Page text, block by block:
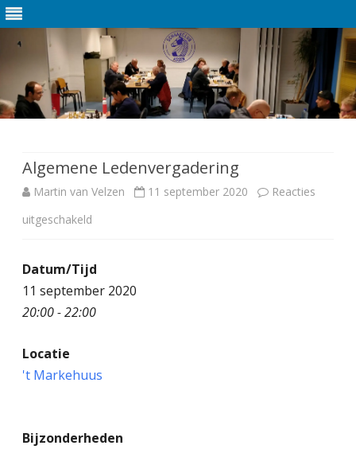
de
inhoud
Algemene Ledenvergadering
Martin van Velzen 11 september 2020
Reacties
uitgeschakeld
o
m
Datum/Tijd
11 september 2020
20:00 - 22:00
Locatie
't Markehuus
Bijzonderheden